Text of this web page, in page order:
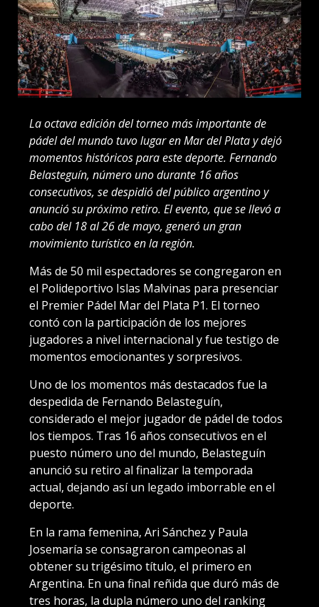
La octava edición del torneo más importante de
pádel del mundo tuvo lugar en Mar del Plata y dejó
momentos históricos para este deporte. Fernando
Belasteguín, número uno durante 16 años
consecutivos, se despidió del público argentino y
anunció su próximo retiro. El evento, que se llevó a
cabo del 18 al 26 de mayo, generó un gran
movimiento turístico en la región.
Más de 50 mil espectadores se congregaron en
el Polideportivo Islas Malvinas para presenciar
el Premier Pádel Mar del Plata P1. El torneo
contó con la participación de los mejores
jugadores a nivel internacional y fue testigo de
momentos emocionantes y sorpresivos.
Uno de los momentos más destacados fue la
despedida de Fernando Belasteguín,
considerado el mejor jugador de pádel de todos
los tiempos. Tras 16 años consecutivos en el
puesto número uno del mundo, Belasteguín
anunció su retiro al finalizar la temporada
actual, dejando así un legado imborrable en el
deporte.
En la rama femenina, Ari Sánchez y Paula
Josemaría se consagraron campeonas al
obtener su trigésimo título, el primero en
Argentina. En una final reñida que duró más de
tres horas, la dupla número uno del ranking